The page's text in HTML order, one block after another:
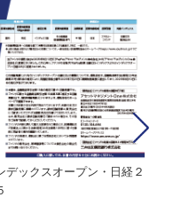
デックスオープン・日経２